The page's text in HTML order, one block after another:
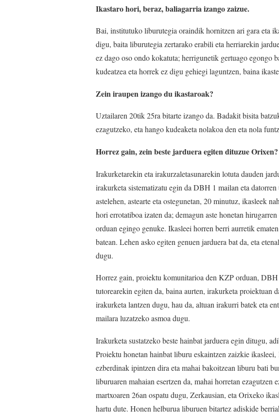
Ikastaro hori, beraz, baliagarria izango zaizue.
Bai, institutuko liburutegia oraindik hornitzen ari gara eta
digu, baita liburutegia zertarako erabili eta herriarekin
ez dago oso ondo kokatuta; herrigunetik gertuago egongo
kudeatzea eta horrek ez digu gehiegi laguntzen, baina
Zein iraupen izango du ikastaroak?
Uztailaren 20tik 25ra bitarte izango da. Badakit bisita
ezagutzeko, eta hango kudeaketa nolakoa den eta nola
Horrez gain, zein beste jarduera egiten dituzue Orixen?
Irakurketarekin eta irakurzaletasunarekin lotuta dauden
irakurketa sistematizatu egin da DBH 1 mailan eta
astelehen, astearte eta ostegunetan, 20 minutuz, ikasleek
hori errotatiboa izaten da; demagun aste honetan
orduan egingo genuke. Ikasleei horren berri aurretik
batean. Lehen asko egiten genuen jarduera bat da, eta
dugu.
Horrez gain, proiektu komunitarioa den KZP orduan,
tutorearekin egiten da, baina aurten, irakurketa proiektuan
irakurketa lantzen dugu, hau da, altuan irakurri batek eta
mailara luzatzeko asmoa dugu.
Irakurketa sustatzeko beste hainbat jarduera egin ditugu,
Proiektu honetan hainbat liburu eskaintzen zaizkie
ezberdinak ipintzen dira eta mahai bakoitzean liburu bati
liburuaren mahaian esertzen da, mahai horretan
martxoaren 26an ospatu dugu, Zerkausian, eta Orixeko
hartu dute. Honen helburua liburuen bitartez adiskide